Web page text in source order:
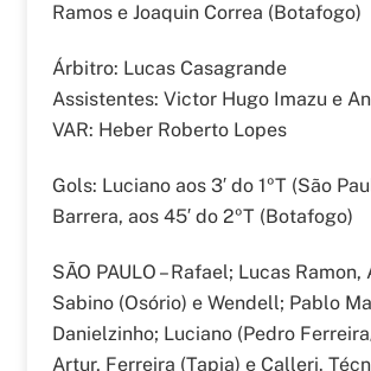
Ramos e Joaquin Correa (Botafogo)
Árbitro: Lucas Casagrande
Assistentes: Victor Hugo Imazu e
VAR: Heber Roberto Lopes
Gols: Luciano aos 3′ do 1ºT (São
Barrera, aos 45′ do 2ºT (Botafogo)
SÃO PAULO – Rafael; Lucas
Sabino (Osório) e Wendell; Pablo
Danielzinho; Luciano (Pedro
Artur, Ferreira (Tapia) e Calleri.